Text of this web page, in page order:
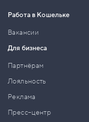
Работа в Кошельке
Вакансии
Для бизнеса
Партнёрам
Лояльность
Реклама
Пресс–центр